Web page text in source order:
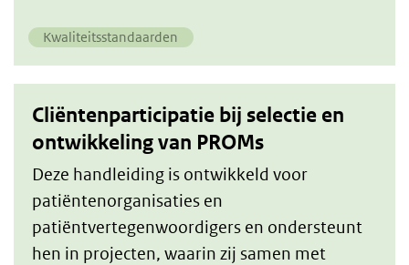
Kwaliteitsstandaarden
Cliëntenparticipatie bij selectie en
ontwikkeling van PROMs
​​Deze handleiding is ontwikkeld voor
patiëntenorganisaties en
patiëntvertegenwoordigers en ondersteunt
hen in projecten, waarin zij samen met